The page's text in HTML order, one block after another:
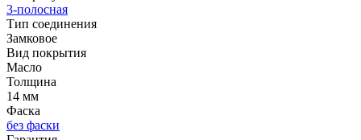
3-полосная
Тип соединения
Замковое
Вид покрытия
Масло
Толщина
14 мм
Фаска
без фаски